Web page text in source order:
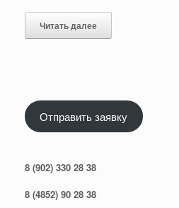
Читать далее
Отправить заявку
8 (902) 330 28 38
8 (4852) 90 28 38